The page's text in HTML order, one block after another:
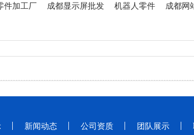
件加工厂 成都显示屏批发 机器人零件 成都网
新闻动态 公司资质 团队展示